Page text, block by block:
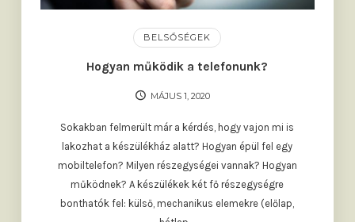
BELSŐSÉGEK
Hogyan működik a telefonunk?
MÁJUS 1, 2020
Sokakban felmerült már a kérdés, hogy vajon mi is
lakozhat a készülékház alatt? Hogyan épül fel egy
mobiltelefon? Milyen részegységei vannak? Hogyan
működnek? A készülékek két fő részegységre
bonthatók fel: külső, mechanikus elemekre (előlap,